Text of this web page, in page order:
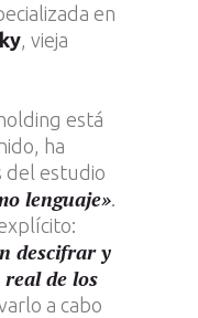
en
, vieja
está
ha
del estudio
lenguaje».
descifrar y
de los
a cabo